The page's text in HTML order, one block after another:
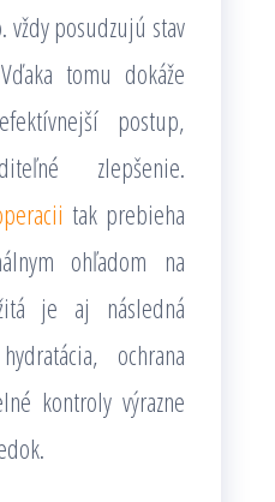
vždy posudzujú stav
tomu dokáže
postup,
zlepšenie.
tak prebieha
ohľadom na
je aj následná
ochrana
kontroly výrazne